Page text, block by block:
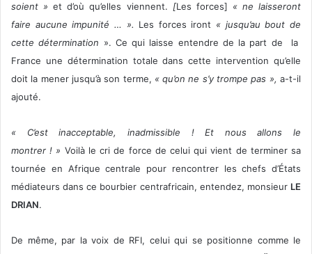
soient »et d’où qu’elles viennent. [Les forces] « ne laisseront
faire aucune impunité … ». Les forces iront « jusqu’au bout de
cette détermination ». Ce qui laisse entendre de la part de la
France une détermination totale dans cette intervention qu’elle
doit la mener jusqu’à son terme, « qu’on ne s’y trompe pas »,a-t-il
ajouté.
« C’est inacceptable, inadmissible ! Et nous allons le
montrer ! » Voilà le cri de force de celui qui vient de terminer sa
tournée en Afrique centrale pour rencontrer les chefs d’États
médiateurs dans ce bourbier centrafricain, entendez, monsieur LE
DRIAN.
De même, par la voix de RFI, celui qui se positionne comme le